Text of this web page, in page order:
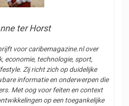
ter Horst
voor caribemagazine.nl over
economie, technologie, sport,
Zij richt zich op duidelijke
informatie en onderwerpen die
Met oog voor feiten en context
op een toegankelijke